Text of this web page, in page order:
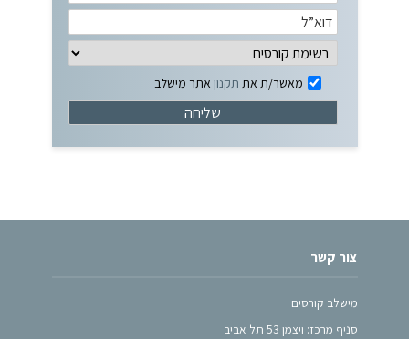
מאשר/ת את תקנון אתר מישלב
צור קשר
מישלב קורסים
סניף מרכז: ויצמן 53 תל אביב